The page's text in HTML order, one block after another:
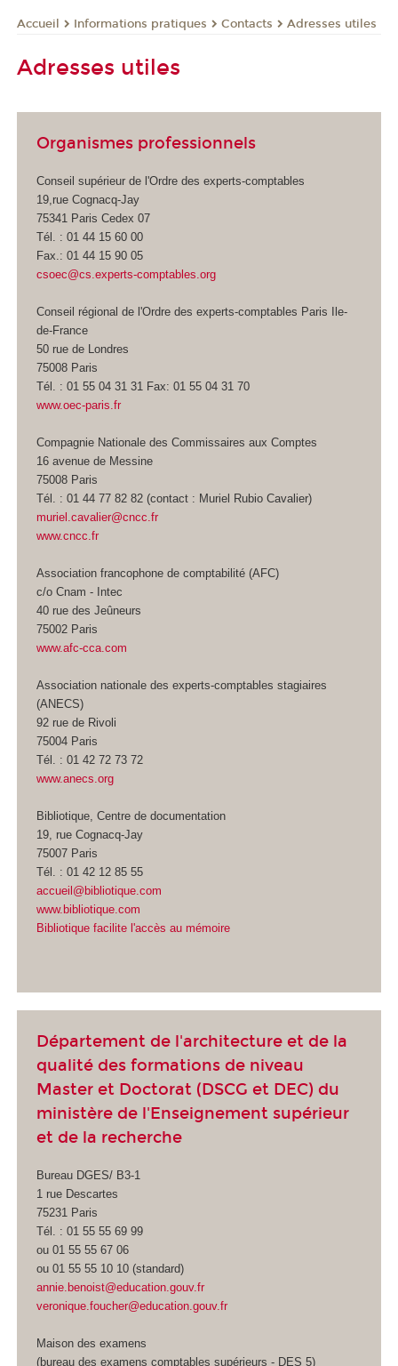
Accueil Informations pratiques Contacts Adresses utiles
Adresses utiles
Organismes professionnels
Conseil supérieur de l'Ordre des experts-comptables
19,rue Cognacq-Jay
75341 Paris Cedex 07
Tél. : 01 44 15 60 00
Fax.: 01 44 15 90 05
csoec@cs.experts-comptables.org
Conseil régional de l'Ordre des experts-comptables Paris Ile-
de-France
50 rue de Londres
75008 Paris
Tél. : 01 55 04 31 31 Fax: 01 55 04 31 70
www.oec-paris.fr
Compagnie Nationale des Commissaires aux Comptes
16 avenue de Messine
75008 Paris
Tél. : 01 44 77 82 82 (contact : Muriel Rubio Cavalier)
muriel.cavalier@cncc.fr
www.cncc.fr
Association francophone de comptabilité (AFC)
c/o Cnam - Intec
40 rue des Jeûneurs
75002 Paris
www.afc-cca.com
Association nationale des experts-comptables stagiaires
(ANECS)
92 rue de Rivoli
75004 Paris
Tél. : 01 42 72 73 72
www.anecs.org
Bibliotique, Centre de documentation
19, rue Cognacq-Jay
75007 Paris
Tél. : 01 42 12 85 55
accueil@bibliotique.com
www.bibliotique.com
Bibliotique facilite l'accès au mémoire
Département de l'architecture et de la
qualité des formations de niveau
Master et Doctorat (DSCG et DEC) du
ministère de l'Enseignement supérieur
et de la recherche
Bureau DGES/ B3-1
1 rue Descartes
75231 Paris
Tél. : 01 55 55 69 99
ou 01 55 55 67 06
ou 01 55 55 10 10 (standard)
annie.benoist@education.gouv.fr
veronique.foucher@education.gouv.fr
Maison des examens
(bureau des examens comptables supérieurs - DES 5)